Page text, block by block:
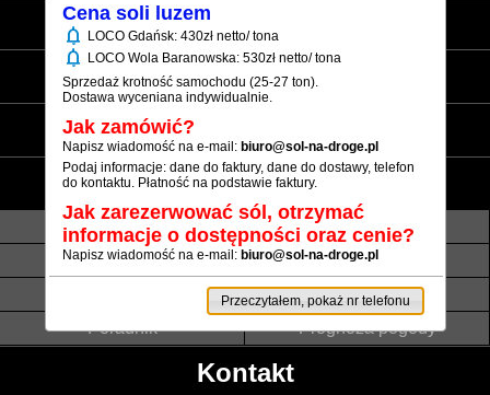
Strona główna
Sól workowana
Sól luzem
Informacje
Transport luzem
Termin realizacji
Płatność
Atesty i referencje
Poradnik
Prognoza pogody
Kontakt
Cena soli luzem
notifications LOCO Gdańsk: 430zł netto/ tona
notifications LOCO Wola Baranowska: 530zł netto/ tona
Sprzedaż krotność samochodu (25-27 ton).
Dostawa wyceniana indywidualnie.
Jak zamówić?
Napisz wiadomość na e-mail: biuro@sol-na-droge.pl
Podaj informacje: dane do faktury, dane do dostawy, telefon
do kontaktu. Płatność na podstawie faktury.
Jak zarezerwować sól, otrzymać
informacje o dostępności oraz cenie?
Napisz wiadomość na e-mail: biuro@sol-na-droge.pl
Przeczytałem, pokaż nr telefonu